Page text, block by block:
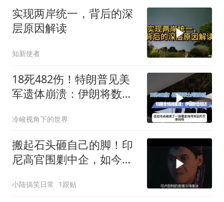
实现两岸统一，背后的深
层原因解读
知新使者
18死482伤！特朗普见美
军遗体崩溃：伊朗将数倍
冷峻视角下的世界
搬起石头砸自己的脚！印
尼高官围剿中企，如今烂
小陆搞笑日常 1跟贴